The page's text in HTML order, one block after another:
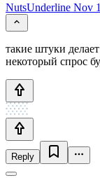
NutsUnderline Nov
такие штуки
некоторый спрос
Reply